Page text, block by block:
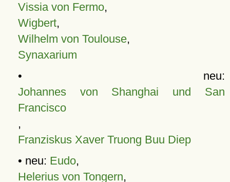
Vissia von Fermo,
Wigbert,
Wilhelm von Toulouse,
Synaxarium
• neu:
Johannes von Shanghai und San
Francisco
,
Franziskus Xaver Truong Buu Diep
• neu: Eudo,
Helerius von Tongern,